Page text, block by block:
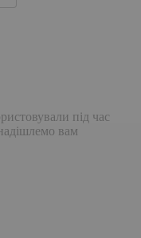
під час
вам